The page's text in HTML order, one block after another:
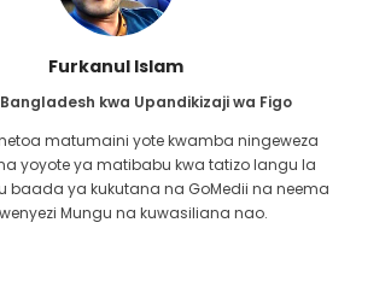
Furkanul Islam
kwa Upandikizaji wa Figo
matumaini yote kwamba ningeweza
yoyote ya matibabu kwa tatizo langu la
baada ya kukutana na GoMedii na neema
Mungu na kuwasiliana nao.